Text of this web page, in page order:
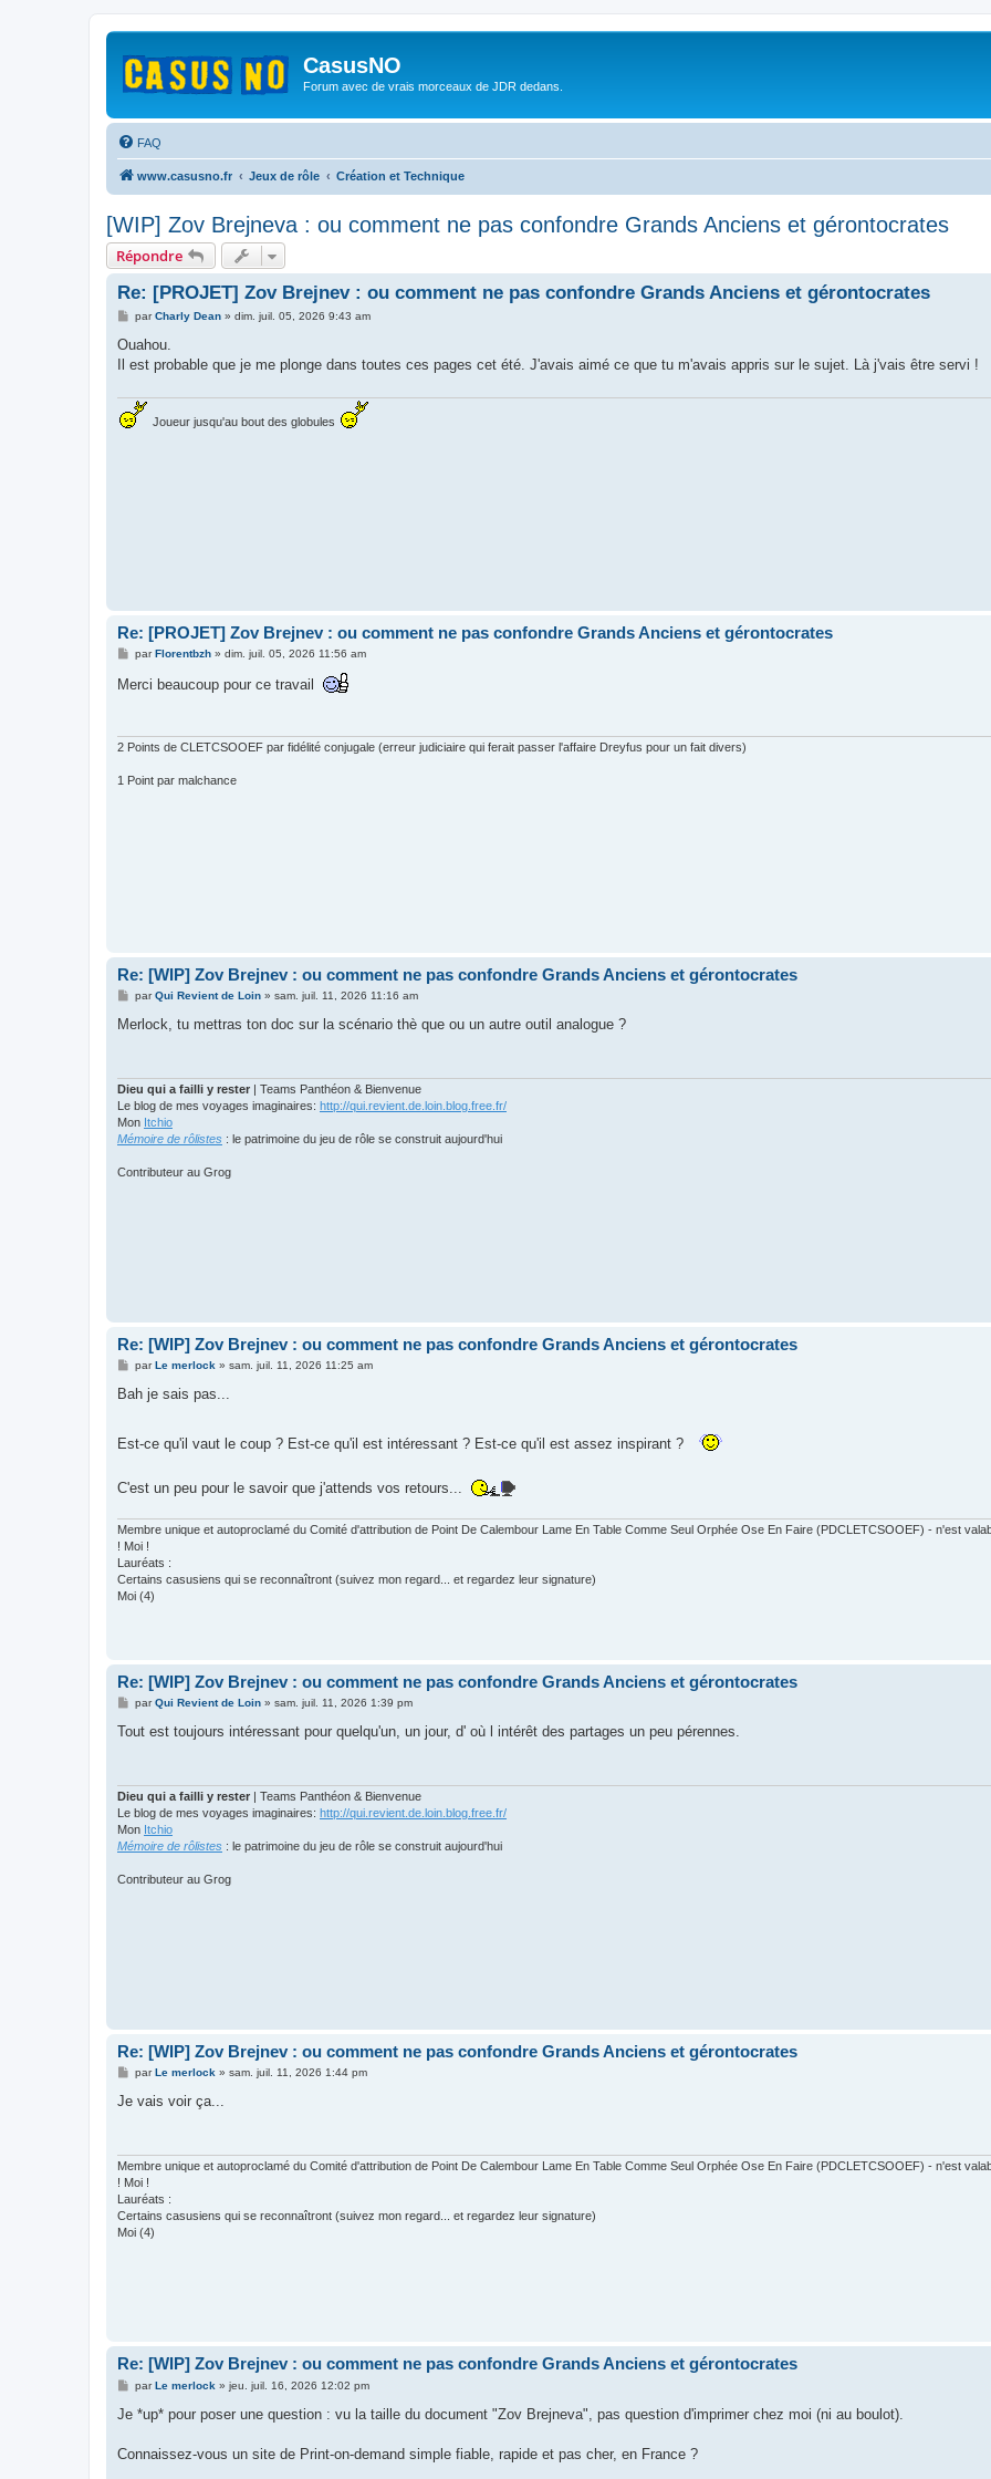
CasusNO
Forum avec de vrais morceaux de JDR dedans.
FAQ
www.casusno.fr Jeux de rôle Création et Technique
[WIP] Zov Brejneva : ou comment ne pas confondre Grands Anciens et gérontocrates
Répondre
Re: [PROJET] Zov Brejnev : ou comment ne pas confondre Grands Anciens et gérontocrates
M
s
a
parCharly Dean» dim. juil. 05, 2026 9:43 am
Ouahou.
Il est probable que je me plonge dans toutes ces pages cet été. J'avais aimé ce que tu m'avais appris sur le sujet. Là j'vais être servi !
Joueur jusqu'au bout des globules
Re: [PROJET] Zov Brejnev : ou comment ne pas confondre Grands Anciens et gérontocrates
M
s
parFlorentbzh» dim. juil. 05, 2026 11:56 am
Merci beaucoup pour ce travail
2 Points de CLETCSOOEF par fidélité conjugale (erreur judiciaire qui ferait passer l'affaire Dreyfus pour un fait divers)
1 Point par malchance
Re: [WIP] Zov Brejnev : ou comment ne pas confondre Grands Anciens et gérontocrates
M
s
parQui Revient de Loin» sam. juil. 11, 2026 11:16 am
Merlock, tu mettras ton doc sur la scénario thè que ou un autre outil analogue ?
Dieu qui a failli y rester | Teams Panthéon & Bienvenue
Le blog de mes voyages imaginaires: http://qui.revient.de.loin.blog.free.fr/
Mon Itchio
Mémoire de rôlistes : le patrimoine du jeu de rôle se construit aujourd'hui
Contributeur au Grog
Re: [WIP] Zov Brejnev : ou comment ne pas confondre Grands Anciens et gérontocrates
M
s
e
parLe merlock » sam. juil. 11, 2026 11:25 am
Bah je sais pas...
Est-ce qu'il vaut le coup ? Est-ce qu'il est intéressant ? Est-ce qu'il est assez inspirant ?
C'est un peu pour le savoir que j'attends vos retours...
Membre unique et autoproclamé du Comité d'attribution de Point De Calembour Lame En Table Comme Seul Orphée Ose En Faire (PDCLETCSOOEF) - n'est
! Moi !
Lauréats :
Certains casusiens qui se reconnaîtront (suivez mon regard... et regardez leur signature)
Moi (4)
Re: [WIP] Zov Brejnev : ou comment ne pas confondre Grands Anciens et gérontocrates
M
s
parQui Revient de Loin» sam. juil. 11, 2026 1:39 pm
Tout est toujours intéressant pour quelqu'un, un jour, d' où l intérêt des partages un peu pérennes.
Dieu qui a failli y rester | Teams Panthéon & Bienvenue
Le blog de mes voyages imaginaires: http://qui.revient.de.loin.blog.free.fr/
Mon Itchio
Mémoire de rôlistes : le patrimoine du jeu de rôle se construit aujourd'hui
Contributeur au Grog
Re: [WIP] Zov Brejnev : ou comment ne pas confondre Grands Anciens et gérontocrates
M
s
parLe merlock » sam. juil. 11, 2026 1:44 pm
Je vais voir ça...
Membre unique et autoproclamé du Comité d'attribution de Point De Calembour Lame En Table Comme Seul Orphée Ose En Faire (PDCLETCSOOEF) - n'est
! Moi !
Lauréats :
Certains casusiens qui se reconnaîtront (suivez mon regard... et regardez leur signature)
Moi (4)
Re: [WIP] Zov Brejnev : ou comment ne pas confondre Grands Anciens et gérontocrates
M
s
g
parLe merlock » jeu. juil. 16, 2026 12:02 pm
Je *up* pour poser une question : vu la taille du document "Zov Brejneva", pas question d'imprimer chez moi (ni au boulot).
Connaissez-vous un site de Print-on-demand simple fiable, rapide et pas cher, en France ?